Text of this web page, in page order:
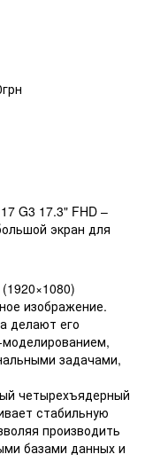
G3 17.3" FHD –
экран для
изображение.
делают его
задачами,
четырехъядерный
стабильную
производить
базами данных и